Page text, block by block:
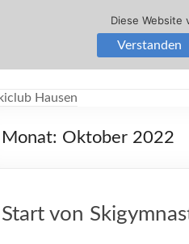
Hausen
Tuniberg
Monat: Oktober 2022
Start von
Diese Website
Verstanden